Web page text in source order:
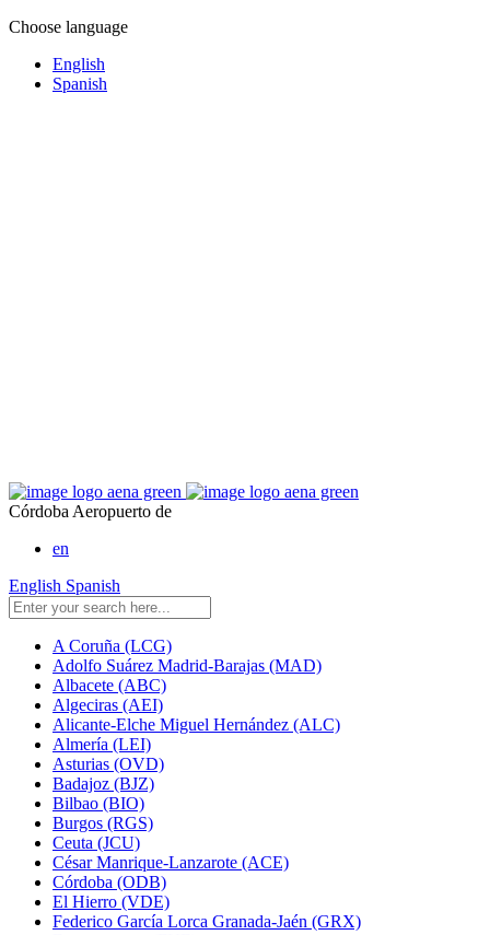
Choose language
English
Spanish
Córdoba Aeropuerto de
en
English Spanish
A Coruña (LCG)
Adolfo Suárez Madrid-Barajas (MAD)
Albacete (ABC)
Algeciras (AEI)
Alicante-Elche Miguel Hernández (ALC)
Almería (LEI)
Asturias (OVD)
Badajoz (BJZ)
Bilbao (BIO)
Burgos (RGS)
Ceuta (JCU)
César Manrique-Lanzarote (ACE)
Córdoba (ODB)
El Hierro (VDE)
Federico García Lorca Granada-Jaén (GRX)